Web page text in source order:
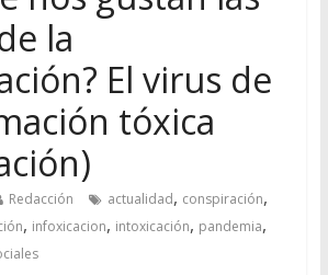
la
El virus de
tóxica
Redacción actualidad, conspiración,
, infoxicacion, intoxicación, pandemia,